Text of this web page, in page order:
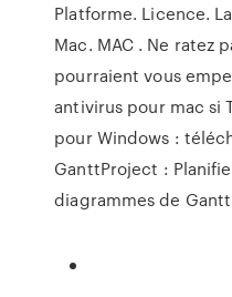
Platforme. Licence.
Mac. MAC . Ne ratez
pourraient vous
antivirus pour mac si
pour Windows :
GanttProject :
diagrammes de Gantt